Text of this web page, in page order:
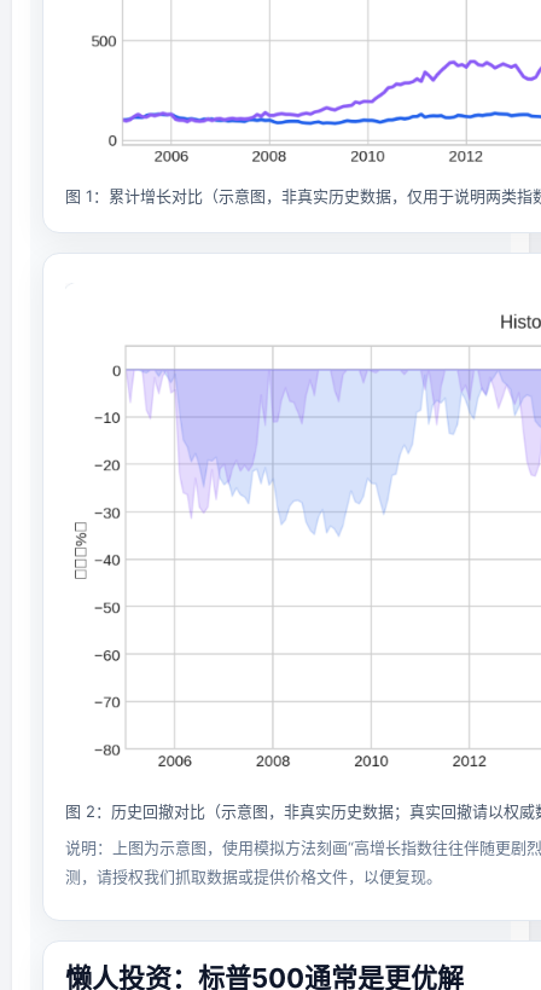
图 1：累计增长对比（示意图，非真实历史数据，仅用于说明两类
图 2：历史回撤对比（示意图，非真实历史数据；真实回撤请以权威
说明：上图为示意图，使用模拟方法刻画“高增长指数往往伴随更剧
测，请授权我们抓取数据或提供价格文件，以便复现。
懒人投资：标普500通常是更优解